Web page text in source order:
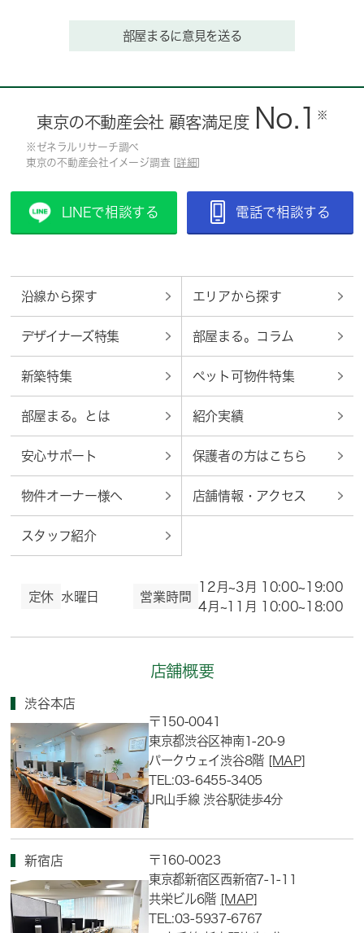
部屋まるに意見を送る
東京の不動産会社 顧客満足度 No.1 ※
※ゼネラルリサーチ調べ
東京の不動産会社イメージ調査 [ 詳細
LINEで相談する 電話で相談する
沿線から探す エリアから探す
デザイナーズ特集 部屋まる。コラム
新築特集 ペット可物件特集
部屋まる。とは 紹介実績
安心サポート 保護者の方はこちら
物件オーナー様へ 店舗情報・アクセス
スタッフ紹介
定休 水曜日 営業時間
12月~3月 10:00~19:00
4月~11月 10:00~18:00
店舗概要
渋谷本店
〒150-0041
東京都渋谷区神南1-20-9
パークウェイ渋谷8階 [MAP]
TEL:03-6455-3405
JR山手線 渋谷駅徒歩4分
新宿店
〒160-0023
東京都新宿区西新宿7-1-11
共栄ビル6階 [MAP]
TEL:03-5937-6767